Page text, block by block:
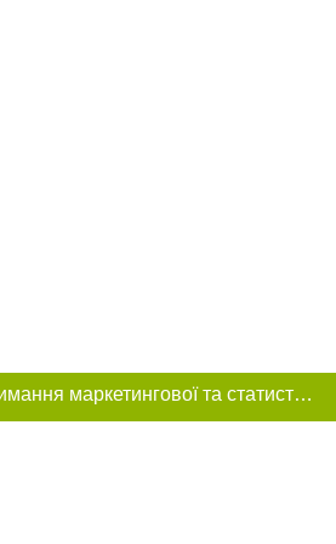
Цей сайт використовує «cookies». Також веб-сайт використовує інтернет-сервіс для збору технічних даних стосовно відвідувачів з метою отримання маркетингової та статистичної інформації. Умови обробки даних відвідувачів сайту див.